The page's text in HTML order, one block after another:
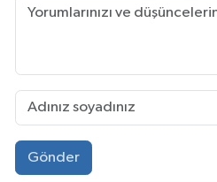
Gönder